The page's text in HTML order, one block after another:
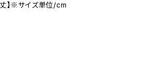
】※サイズ単位/cm